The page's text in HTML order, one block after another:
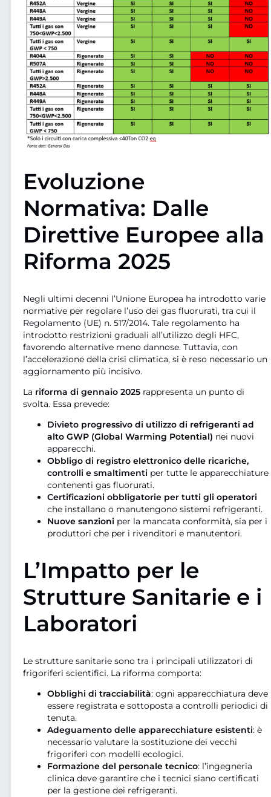
Evoluzione
Normativa: Dalle
Direttive Europee alla
Riforma 2025
Negli ultimi decenni l’Unione Europea ha introdotto varie
normative per regolare l’uso dei gas fluorurati, tra cui il
Regolamento (UE) n. 517/2014. Tale regolamento ha
introdotto restrizioni graduali all’utilizzo degli HFC,
favorendo alternative meno dannose. Tuttavia, con
l’accelerazione della crisi climatica, si è reso necessario un
aggiornamento più incisivo.
La riforma di gennaio 2025 rappresenta un punto di
svolta. Essa prevede:
Divieto progressivo di utilizzo di refrigeranti ad
alto GWP (Global Warming Potential) nei nuovi
apparecchi.
Obbligo di registro elettronico delle ricariche,
controlli e smaltimenti per tutte le apparecchiature
contenenti gas fluorurati.
Certificazioni obbligatorie per tutti gli operatori
che installano o manutengono sistemi refrigeranti.
Nuove sanzioni per la mancata conformità, sia per i
produttori che per i rivenditori e manutentori.
L’Impatto per le
Strutture Sanitarie e i
Laboratori
Le strutture sanitarie sono tra i principali utilizzatori di
frigoriferi scientifici. La riforma comporta:
Obblighi di tracciabilità: ogni apparecchiatura deve
essere registrata e sottoposta a controlli periodici di
tenuta.
Adeguamento delle apparecchiature esistenti: è
necessario valutare la sostituzione dei vecchi
frigoriferi con modelli ecologici.
Formazione del personale tecnico: l’ingegneria
clinica deve garantire che i tecnici siano certificati
per la gestione dei refrigeranti.